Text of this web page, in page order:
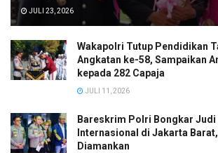
JULI 23, 2026
Wakapolri Tutup Pendidikan
Angkatan ke-58, Sampaikan
kepada 282 Capaja
JULI 11, 2026
Bareskrim Polri Bongkar Judi
Internasional di Jakarta Barat,
Diamankan